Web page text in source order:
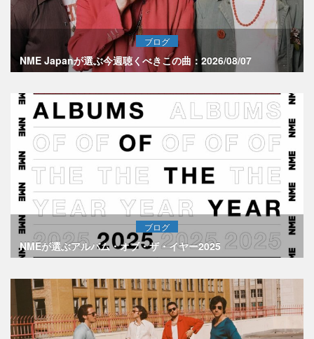
ブログ
NME Japanが選ぶ今週聴くべきこの曲：2026/08/07
ブログ
NMEが選ぶアルバム・オブ・ザ・イヤー2025